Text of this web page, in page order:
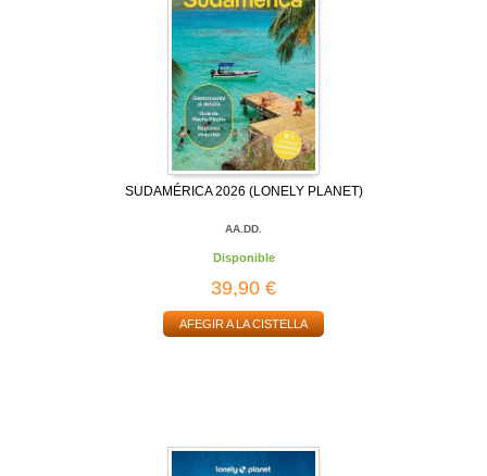
SUDAMÉRICA 2026 (LONELY PLANET)
AA.DD.
Disponible
39,90 €
AFEGIR A LA CISTELLA